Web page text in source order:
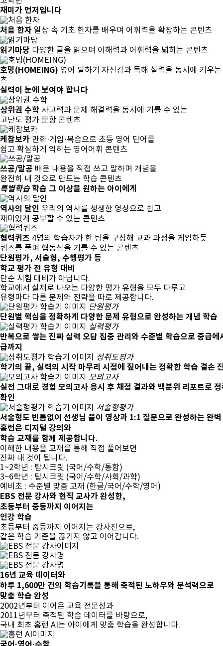
재미가 먼저입니다
처음 한자 일상 속 기초 한자를 배우며 어휘력을 확장하는 콘텐츠
읽기마당 다양한 글을 읽으며 이해력과 어휘력을 넓히는 콘텐츠
호밍(HOMEING) 영어 말하기 자신감과 독해 실력을 동시에 키우
츠
실력이 눈에 보여야 합니다
상위권 수학 사고력과 문제 해결력을 동시에 기를 수 있는
고난도 평가 문항 콘텐츠
케찹보카 만화·게임·복습으로 초등 영어 단어를
쉽고 확실하게 익히는 영어어휘 콘텐츠
쓰공/말공 배운 내용을 직접 쓰고 말하며 개념을
완전히 내 것으로 만드는 학습 콘텐츠
특별학습학습 그 이상을 원하는 아이에게
역사의 달인 우리의 역사를 생생한 영상으로 쉽고
재미있게 공부할 수 있는 콘텐츠
협력퀴즈 4명의 학습자가 한 팀을 구성해 교과 과정을 게임하듯
퀴즈를 풀며 협동심을 기를 수 있는 콘텐츠
단원평가, 서술형, 수행평가 등
학교 평가 전 유형 대비
단순 시험 대비가 아닙니다.
학교에서 실제로 나오는 다양한 평가 유형을 모두 다루고
유형마다 다른 문제와 전략을 따로 제공합니다.
단원평가
단원별 핵심을 정확하게 다양한 문제 유형으로 완성하는 개념 학습
실력평가
반복으로 쌓는 진짜 실력 오답 집중 관리와 수준별 학습으로 중급에
급까지
성취도평가
학기의 끝, 실력의 시작 마무리 시점에 짚어내는 정확한 학습 결손
모의고사
실전 그대로 경험 모의고사 응시 후 채점 결과와 백분위 리포트로
확인
서술형평가
서술형도 빈틈없이 선생님 풀이 영상과 1:1 질문으로 완성하는 완
홈런은 디지털 강의와
학습 교재를 함께 제공합니다.
이해한 내용을 교재를 통해 직접 풀어보면
진짜 내 것이 됩니다.
1~2학년 : 탑시크릿 (국어/수학/통합)
3~6학년 : 탑시크릿 (국어/수학/사회/과학)
예비초 : 수준별 맞춤 교재 (한글/국어/수학/영어)
EBS 전문 강사와 현직 교사가 완성한,
초등부터 중등까지 이어지는
인강 학습
초등부터 중등까지 이어지는 강사진으로,
같은 학습 기준을 끊기지 않고 이어갑니다.
16년 교육 데이터와
하루 1,600만 건의 학습기록을 통해 축적된 노하우와 분석력으로
맞춤 학습 완성
2002년부터 이어온 교육 전문성과
2011년부터 축적된 학습 데이터를 바탕으로,
국내 최초 홈런 AI는 아이에게 맞춤 학습을 완성합니다.